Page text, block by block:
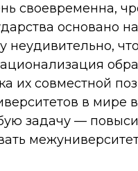
своевременна,
основано на
неудивительно,
их совместной
в мире
задачу —